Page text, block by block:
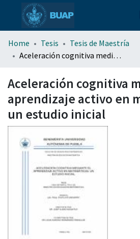
menu.section.about_menu
Home Tesis
Tesis de Maestría
Aceleración cognitiva mediante el aprendizaje activo en matemáticas: un estudio inicial
Aceleración cognitiva
aprendizaje activo en
un estudio inicial